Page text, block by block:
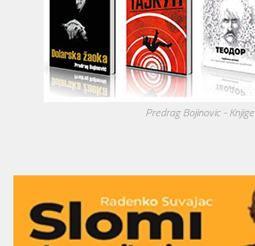
Predrag Bojinovic - Knjige